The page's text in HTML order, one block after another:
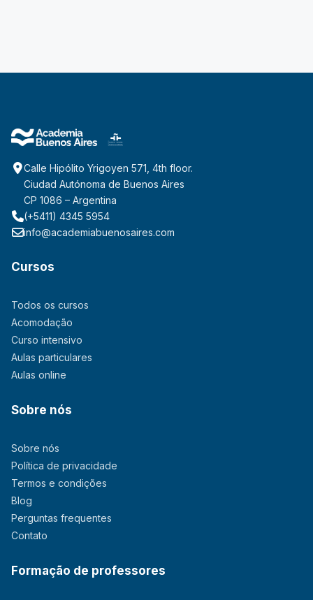
Calle Hipólito Yrigoyen 571, 4th floor.
Ciudad Autónoma de Buenos Aires
CP 1086 – Argentina
(+5411) 4345 5954
info@academiabuenosaires.com
Cursos
Todos os cursos
Acomodação
Curso intensivo
Aulas particulares
Aulas online
Sobre nós
Sobre nós
Política de privacidade
Termos e condições
Blog
Perguntas frequentes
Contato
Formação de professores